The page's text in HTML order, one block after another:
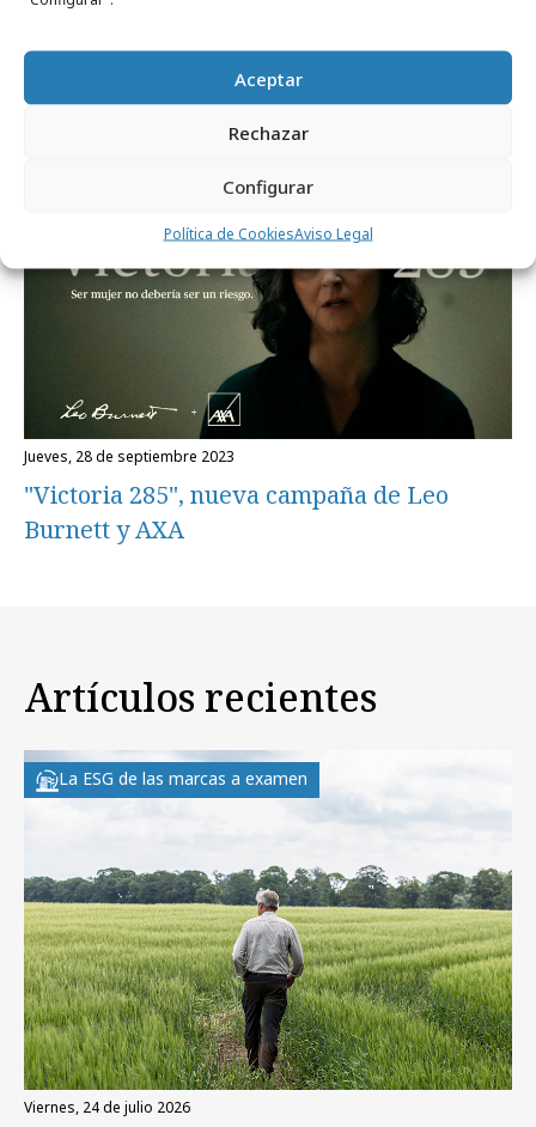
Aceptar
Rechazar
Configurar
Política de CookiesAviso Legal
jueves, 28 de septiembre 2023
"Victoria 285", nueva campaña de Leo
Burnett y AXA
Artículos recientes
La ESG de las marcas a examen
viernes, 24 de julio 2026